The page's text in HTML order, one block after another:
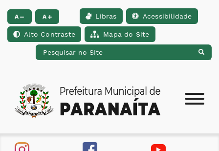
Ir para o conteúdo [alt+1] Ir para o menu [alt+2] Ir para a busca
A A Libras Acessibilidade
Alto Contraste Mapa do Site